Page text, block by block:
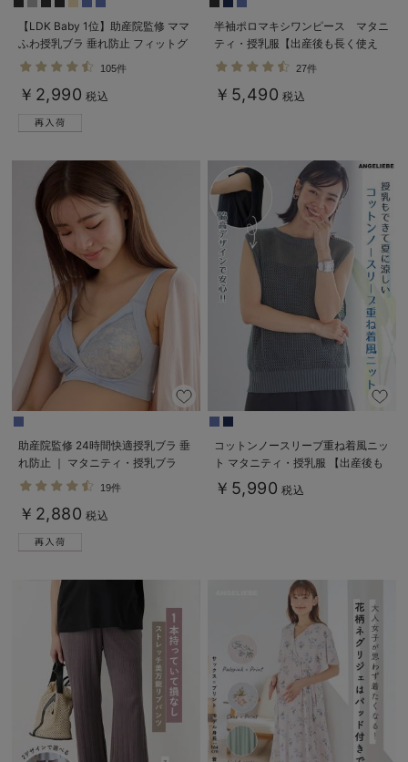
保育園・入園準備特集
ファルスカ
入院準備の持ち物チェック
【LDK Baby 1位】助産院監修 ママ
ふわ授乳ブラ 垂れ防止 フィットグ
ミ ノンワイヤー ｜ マタニティ・授
105件
￥2,990 税込
半袖ポロマキシワンピース マタニ
ティ・授乳服【出産後も長く使え
る】
27件
￥5,490 税込
助産院監修 24時間快適授乳ブラ 垂
れ防止 ｜ マタニティ・授乳ブラ
19件
￥2,880 税込
コットンノースリーブ重ね着風ニッ
ト マタニティ・授乳服 【出産後も
長く使える】
￥5,990 税込